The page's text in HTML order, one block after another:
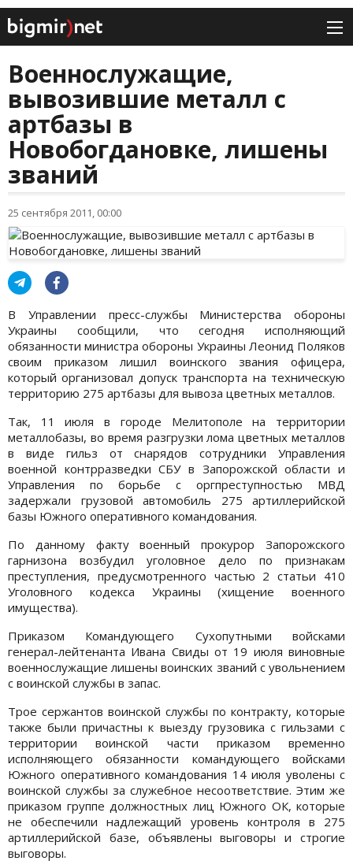
Военнослужащие,
вывозившие металл с
артбазы в
Новобогдановке, лишены
званий
25 сентября 2011, 00:00
В Управлении пресс-службы Министерства обороны
Украины сообщили, что сегодня исполняющий
обязанности министра обороны Украины Леонид Поляков
своим приказом лишил воинского звания офицера,
который организовал допуск транспорта на техническую
территорию 275 артбазы для вывоза цветных металлов.
Так, 11 июля в городе Мелитополе на территории
металлобазы, во время разгрузки лома цветных металлов
в виде гильз от снарядов сотрудники Управления
военной контрразведки СБУ в Запорожской области и
Управления по борьбе с оргпреступностью МВД
задержали грузовой автомобиль 275 артиллерийской
базы Южного оперативного командования.
По данному факту военный прокурор Запорожского
гарнизона возбудил уголовное дело по признакам
преступления, предусмотренного частью 2 статьи 410
Уголовного кодекса Украины (хищение военного
имущества).
Приказом Командующего Сухопутными войсками
генерал-лейтенанта Ивана Свиды от 19 июля виновные
военнослужащие лишены воинских званий с увольнением
с воинской службы в запас.
Трое сержантов воинской службы по контракту, которые
также были причастны к выезду грузовика с гильзами с
территории воинской части приказом временно
исполняющего обязанности командующего войсками
Южного оперативного командования 14 июля уволены с
воинской службы за служебное несоответствие. Этим же
приказом группе должностных лиц Южного ОК, которые
не обеспечили надлежащий уровень контроля в 275
артиллерийской базе, объявлены выговоры и строгие
выговоры.